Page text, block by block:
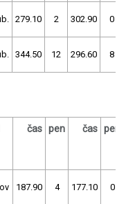
279.10 2 302.90 0
344.50 12 296.60 8
čas pen čas pen
187.90 4 177.10 0